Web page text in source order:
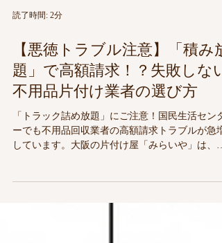
読了時間: 2分
【悪徳トラブル注意】「積み放
題」で高額請求！？失敗しない
不用品片付け業者の選び方
「トラック詰め放題」にご注意！国民生活センタ